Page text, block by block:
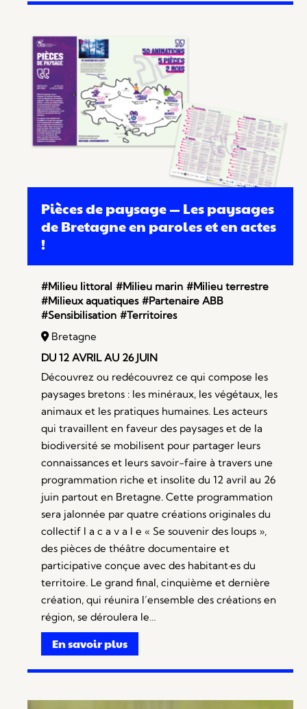
Pièces de paysage — Les paysages
de Bretagne en paroles et en actes
!
#Milieu littoral #Milieu marin #Milieu terrestre
#Milieux aquatiques #Partenaire ABB
#Sensibilisation #Territoires
Bretagne
DU 12 AVRIL AU 26 JUIN
Découvrez ou redécouvrez ce qui compose les
paysages bretons : les minéraux, les végétaux, les
animaux et les pratiques humaines. Les acteurs
qui travaillent en faveur des paysages et de la
biodiversité se mobilisent pour partager leurs
connaissances et leurs savoir-faire à travers une
programmation riche et insolite du 12 avril au 26
juin partout en Bretagne. Cette programmation
sera jalonnée par quatre créations originales du
collectif l a c a v a l e « Se souvenir des loups »,
des pièces de théâtre documentaire et
participative conçue avec des habitant·es du
territoire. Le grand final, cinquième et dernière
création, qui réunira l’ensemble des créations en
région, se déroulera le…
En savoir plus